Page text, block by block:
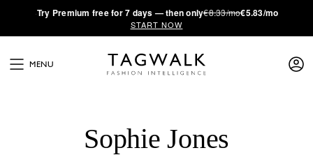
·Try Premium free for 7 days — then only€8.33/mo€5.83/mo
START NOW
MENU
Sophie Jones